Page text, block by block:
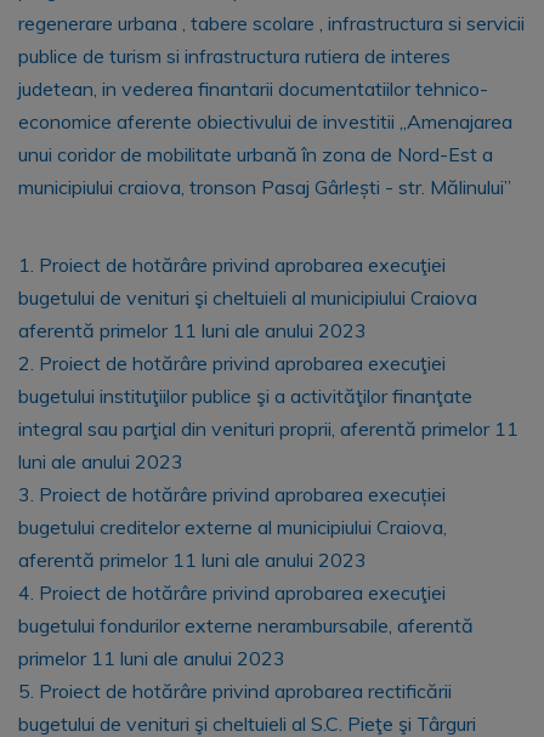
regenerare urbana , tabere scolare , infrastructura si servicii
publice de turism si infrastructura rutiera de interes
judetean, in vederea finantarii documentatiilor tehnico-
economice aferente obiectivului de investitii „Amenajarea
unui coridor de mobilitate urbană în zona de Nord-Est a
municipiului craiova, tronson Pasaj Gârlești - str. Mălinului”
1. Proiect de hotărâre privind aprobarea execuţiei
bugetului de venituri şi cheltuieli al municipiului Craiova
aferentă primelor 11 luni ale anului 2023
2. Proiect de hotărâre privind aprobarea execuţiei
bugetului instituţiilor publice şi a activităţilor finanţate
integral sau parţial din venituri proprii, aferentă primelor 11
luni ale anului 2023
3. Proiect de hotărâre privind aprobarea execuției
bugetului creditelor externe al municipiului Craiova,
aferentă primelor 11 luni ale anului 2023
4. Proiect de hotărâre privind aprobarea execuţiei
bugetului fondurilor externe nerambursabile, aferentă
primelor 11 luni ale anului 2023
5. Proiect de hotărâre privind aprobarea rectificării
bugetului de venituri şi cheltuieli al S.C. Pieţe şi Târguri